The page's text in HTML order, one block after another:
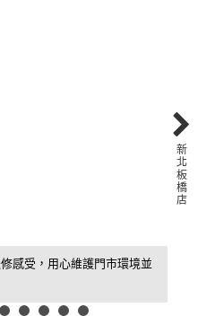
感受，用心維護門市環境並
新
北
板
橋
店